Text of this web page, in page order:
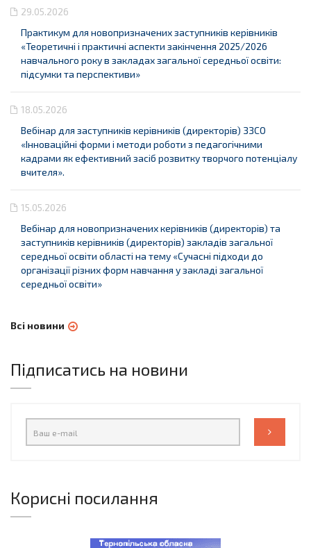
29.05.2026
Практикум для новопризначених заступників керівників
«Теоретичні і практичні аспекти закінчення 2025/2026
навчального року в закладах загальної середньої освіти:
підсумки та перспективи»
18.05.2026
Вебінар для заступників керівників (директорів) ЗЗСО
«Інноваційні форми і методи роботи з педагогічними
кадрами як ефективний засіб розвитку творчого потенціалу
вчителя».
15.05.2026
Вебінар для новопризначених керівників (директорів) та
заступників керівників (директорів) закладів загальної
середньої освіти області на тему «Сучасні підходи до
організації різних форм навчання у закладі загальної
середньої освіти»
Всі новини
Підписатись на новини
Корисні посилання